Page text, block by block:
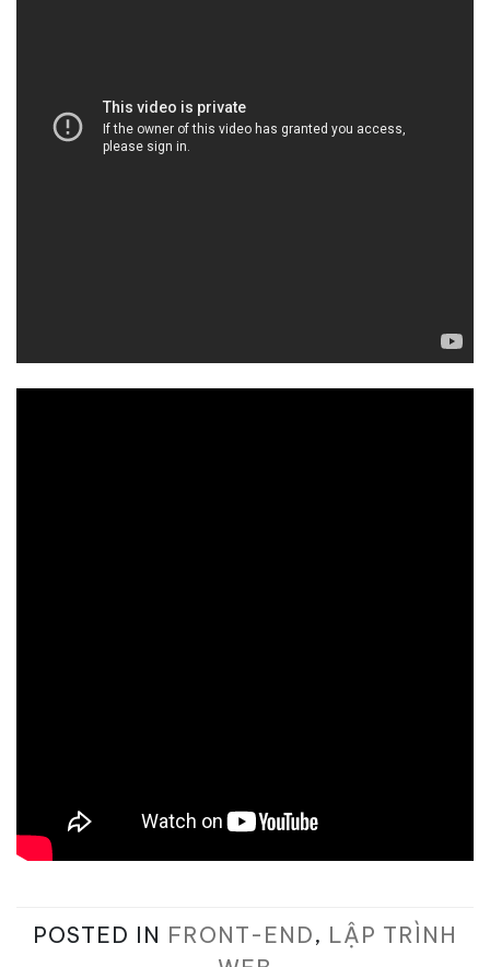
POSTED IN FRONT-END, LẬP TRÌNH